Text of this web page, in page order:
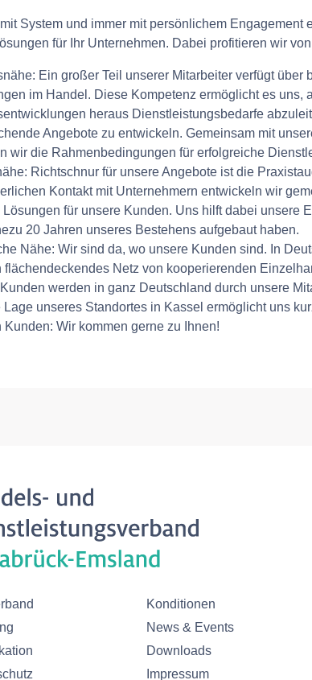
System und immer mit persönlichem Engagement
für Ihr Unternehmen. Dabei profitieren wir
Ein großer Teil unserer Mitarbeiter verfügt über
im Handel. Diese Kompetenz ermöglicht es uns,
heraus Dienstleistungsbedarfe
Angebote zu entwickeln. Gemeinsam mit
wir die Rahmenbedingungen für erfolgreiche
Richtschnur für unsere Angebote ist die
Kontakt mit Unternehmern entwickeln wir
Lösungen für unsere Kunden. Uns hilft dabei unsere
20 Jahren unseres Bestehens aufgebaut haben.
Nähe: Wir sind da, wo unsere Kunden sind. In
flächendeckendes Netz von kooperierenden
werden in ganz Deutschland durch unsere
Lage unseres Standortes in Kassel ermöglicht uns
Kunden: Wir kommen gerne zu Ihnen!
Konditionen
News & Events
Downloads
Impressum